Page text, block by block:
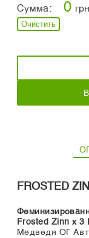
Сумма: 0 грн
Очистить
FROSTED
Frosted Zinn x 3
Медведя ОГ